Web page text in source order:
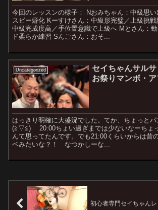
今回のレッスンの様子： Nおみちゃん：中級思い
スビー癖化 Kーすけさん：中級形完璧／上級挑戦
中級完成度高／手位置意識で上級へ Mとさん：
ド柔らか練習 Sんごさん：おそ...
Uncategorized
セイちゃんサル
お祭りマンボ・
はっきり明確に大盛況でした。てか、ちょっと
(≧▽≦) 20:00ちょい過ぎまでは少ないなーちょ
んて思ってたんです。でも21:00くらいからは昔
ベみたいな？！ なつかしーな...
初心者専門セイちゃん